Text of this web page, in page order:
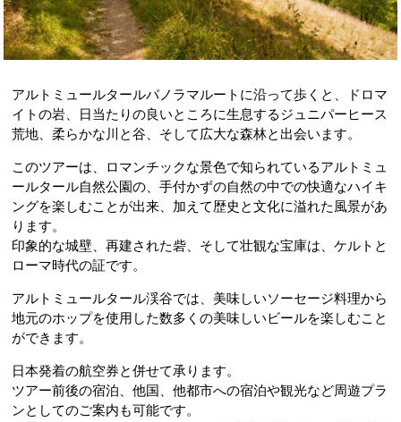
アルトミュールタールパノラマルートに沿って歩くと、ドロマ
イトの岩、日当たりの良いところに生息するジュニパーヒース
荒地、柔らかな川と谷、そして広大な森林と出会います。
このツアーは、ロマンチックな景色で知られているアルトミュ
ールタール自然公園の、手付かずの自然の中での快適なハイキ
ングを楽しむことが出来、加えて歴史と文化に溢れた風景があ
ります。
印象的な城壁、再建された砦、そして壮観な宝庫は、ケルトと
ローマ時代の証です。
アルトミュールタール渓谷では、美味しいソーセージ料理から
地元のホップを使用した数多くの美味しいビールを楽しむこと
ができます。
日本発着の航空券と併せて承ります。
ツアー前後の宿泊、他国、他都市への宿泊や観光など周遊プラ